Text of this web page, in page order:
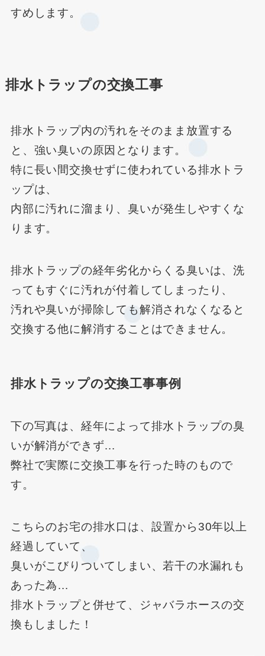
すめします。
排水トラップの交換工事
排水トラップ内の汚れをそのまま放置する
と、強い臭いの原因となります。
特に長い間交換せずに使われている排水トラ
ップは、
内部に汚れに溜まり、臭いが発生しやすくな
ります。
排水トラップの経年劣化からくる臭いは、洗
ってもすぐに汚れが付着してしまったり、
汚れや臭いが掃除しても解消されなくなると
交換する他に解消することはできません。
排水トラップの交換工事事例
下の写真は、経年によって排水トラップの臭
いが解消ができず…
弊社で実際に交換工事を行った時のもので
す。
こちらのお宅の排水口は、設置から30年以上
経過していて、
臭いがこびりついてしまい、若干の水漏れも
あった為…
排水トラップと併せて、ジャバラホースの交
換もしました！